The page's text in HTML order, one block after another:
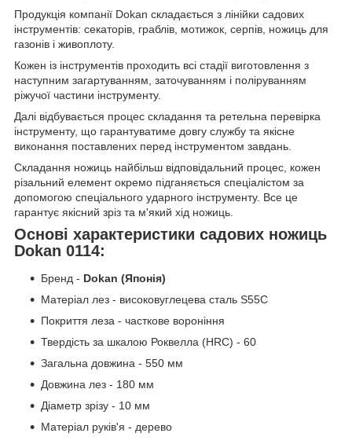
Продукція компанії Dokan складається з лінійки садових
інструментів: секаторів, граблів, мотижок, серпів, ножиць для
газонів і живоплоту.
Кожен із інструментів проходить всі стадії виготовлення з
наступним загартуванням, заточуванням і поліруванням
ріжучої частини інструменту.
Далі відбувається процес складання та ретельна перевірка
інструменту, що гарантуватиме довгу службу та якісне
виконання поставлених перед інструментом завдань.
Складання ножиць найбільш відповідальний процес, кожен
різальний елемент окремо підганяється спеціалістом за
допомогою спеціального ударного інструменту. Все це
гарантує якісний зріз та м'який хід ножиць.
Основі характеристики садових ножиць
Dokan 0114:
Бренд - Dokan (Японія)
Матеріал лез - високовуглецева сталь S55C
Покриття леза - часткове вороніння
Твердість за шкалою Роквелла (HRC) - 60
Загальна довжина - 550 мм
Довжина лез - 180 мм
Діаметр зрізу - 10 мм
Матеріал руків'я - дерево